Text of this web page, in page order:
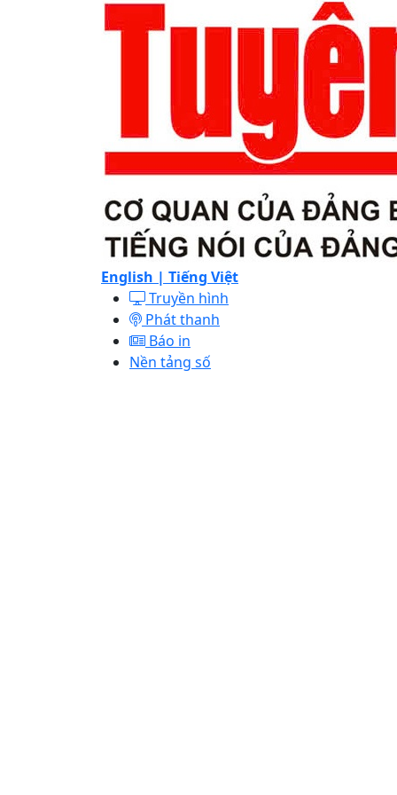
English | Tiếng Việt
Truyền hình
Phát thanh
Báo in
Nền tảng số